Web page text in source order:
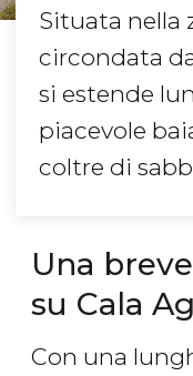
Situata nella
circondata
si estende
piacevole
coltre di
Una
su Cala
Con una